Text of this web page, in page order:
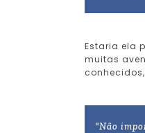
Estaria ela
muitas
"Não